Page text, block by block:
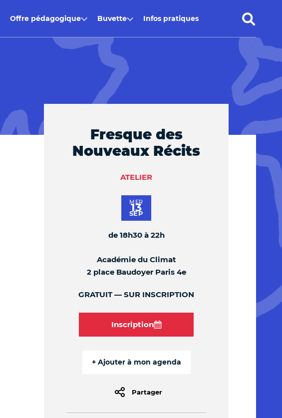
Offre pédagogique Buvette Infos pratiques
Fresque des
Nouveaux Récits
ATELIER
MER
13
SEP
de 18h30 à 22h
Académie du Climat
2 place Baudoyer Paris 4e
GRATUIT SUR INSCRIPTION
Inscription
Partager